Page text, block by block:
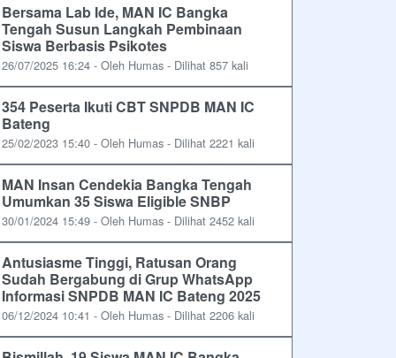
Bersama Lab Ide, MAN IC Bangka
Tengah Susun Langkah Pembinaan
Siswa Berbasis Psikotes
26/07/2025 16:24 - Oleh Humas - Dilihat 857 kali
354 Peserta Ikuti CBT SNPDB MAN IC
Bateng
25/02/2023 15:40 - Oleh Humas - Dilihat 2221 kali
MAN Insan Cendekia Bangka Tengah
Umumkan 35 Siswa Eligible SNBP
30/01/2024 15:49 - Oleh Humas - Dilihat 2452 kali
Antusiasme Tinggi, Ratusan Orang
Sudah Bergabung di Grup WhatsApp
Informasi SNPDB MAN IC Bateng 2025
06/12/2024 10:41 - Oleh Humas - Dilihat 2206 kali